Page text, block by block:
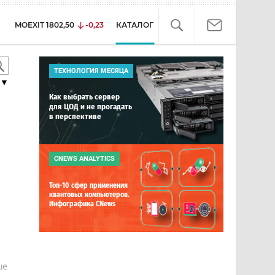
MOEXIT 1802,50 -0,23 КАТАЛОГ
ТЕХНОЛОГИЯ МЕСЯЦА
Как выбрать сервер
для ЦОД и не прогадать
в перспективе
CNEWS ANALYTICS
Топ-10 сфер применения
квантовых компьютеров.
Инфографика CNews